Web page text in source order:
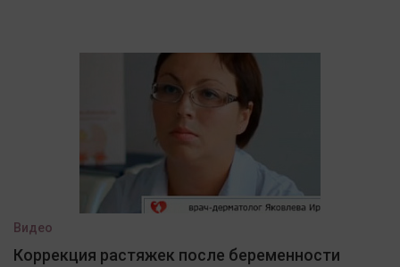
Видео
Коррекция растяжек после беременности